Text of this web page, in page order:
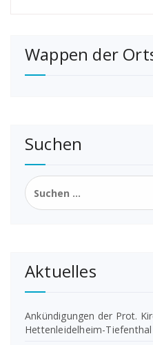
Wappen der
Suchen
Suchen
nach:
Aktuelles
Ankündigungen der Prot.
Hettenleidelheim-Tiefenthal